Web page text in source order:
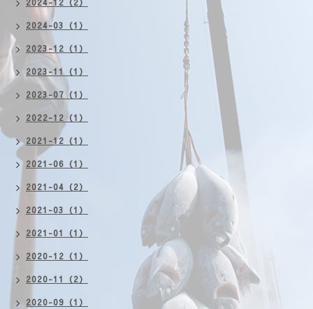
2024-03（1）
2023-12（1）
2023-11（1）
2023-07（1）
2022-12（1）
2021-12（1）
2021-06（1）
2021-04（2）
2021-03（1）
2021-01（1）
2020-12（1）
2020-11（2）
2020-09（1）